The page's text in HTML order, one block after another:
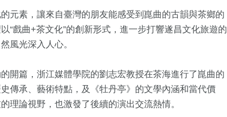
元素，讓來自臺灣的朋友能感受到崑曲的古韻與茶鄉的
“戲曲+茶文化”的創新形式，進一步打響遂昌文化旅遊的
風光深入人心。
開篇，浙江媒體學院的劉志宏教授在茶海進行了崑曲的
傳承、藝術特點，及《牡丹亭》的文學內涵和當代價
理論視野，也激發了後續的演出交流熱情。